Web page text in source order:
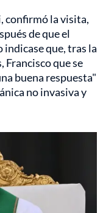
confirmó la visita,
de que el
que, tras la
que se
buena respuesta"
no invasiva y